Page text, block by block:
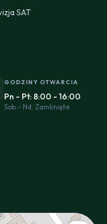
SAT
GODZINY OTWARCIA
Pn - Pt: 8:00 - 16:00
Sob - Nd: Zamknięte